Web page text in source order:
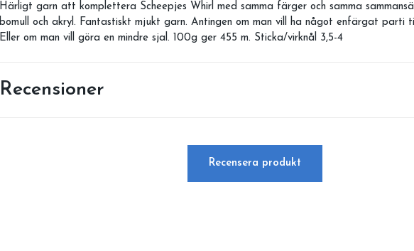
Härligt garn att komplettera Scheepjes Whirl med samma färger och samma
bomull och akryl. Fantastiskt mjukt garn. Antingen om man vill ha något enfärgat parti
Eller om man vill göra en mindre sjal. 100g ger 455 m. Sticka/virknål 3,5-4
Recensioner
Recensera produkt